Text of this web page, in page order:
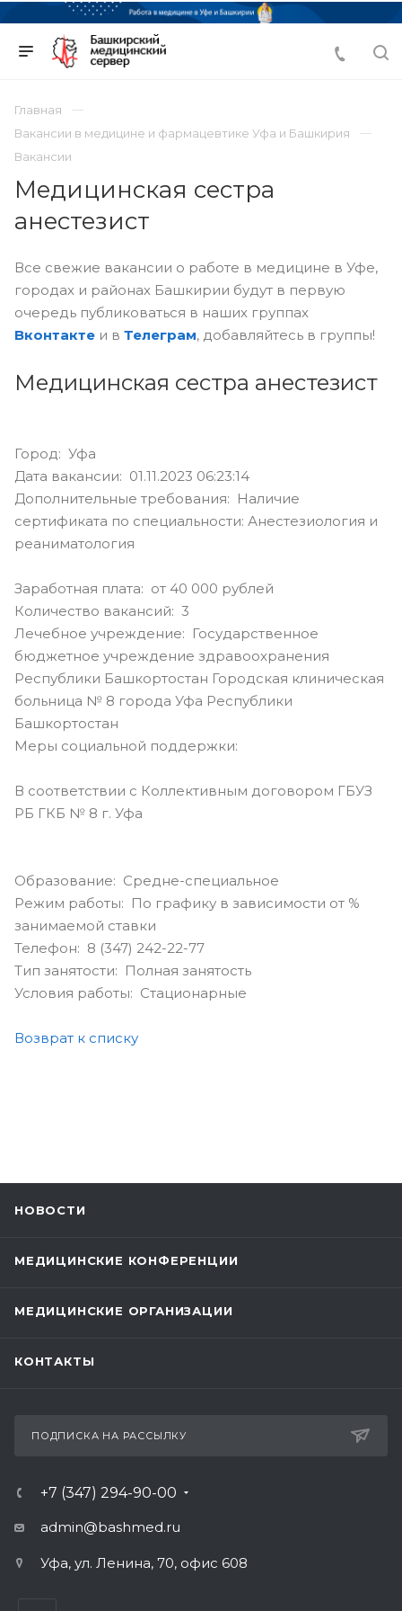
Главная
Вакансии в медицине и фармацевтике Уфа и Башкирия
Вакансии
Медицинская сестра
анестезист
Все свежие вакансии о работе в медицине в Уфе,
городах и районах Башкирии будут в первую
очередь публиковаться в наших группах
Вконтакте и в Телеграм, добавляйтесь в группы!
Медицинская сестра анестезист
Город: Уфа
Дата вакансии: 01.11.2023 06:23:14
Дополнительные требования: Наличие
сертификата по специальности: Анестезиология и
реаниматология
Заработная плата: от 40 000 рублей
Количество вакансий: 3
Лечебное учреждение: Государственное
бюджетное учреждение здравоохранения
Республики Башкортостан Городская клиническая
больница № 8 города Уфа Республики
Башкортостан
Меры социальной поддержки:
В соответствии с Коллективным договором ГБУЗ
РБ ГКБ № 8 г. Уфа
Образование: Средне-специальное
Режим работы: По графику в зависимости от %
занимаемой ставки
Телефон: 8 (347) 242-22-77
Тип занятости: Полная занятость
Условия работы: Стационарные
Возврат к списку
НОВОСТИ
МЕДИЦИНСКИЕ КОНФЕРЕНЦИИ
МЕДИЦИНСКИЕ ОРГАНИЗАЦИИ
КОНТАКТЫ
ПОДПИСКА НА РАССЫЛКУ
+7 (347) 294-90-00
admin@bashmed.ru
Уфа, ул. Ленина, 70, офис 608